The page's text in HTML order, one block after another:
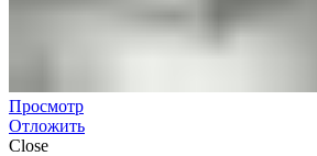
Просмотр
Отложить
Close